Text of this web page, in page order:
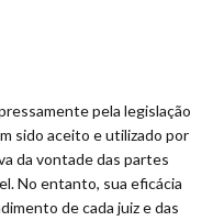
pela legislação
sido aceito e utilizado por
da vontade das partes
No entanto, sua eficácia
de cada juiz e das